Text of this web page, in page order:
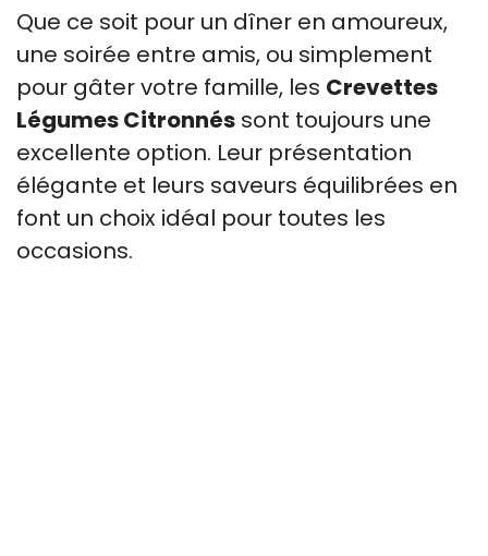
Que ce soit pour un dîner en amoureux,
une soirée entre amis, ou simplement
pour gâter votre famille, les Crevettes
Légumes Citronnés sont toujours une
excellente option. Leur présentation
élégante et leurs saveurs équilibrées en
font un choix idéal pour toutes les
occasions.